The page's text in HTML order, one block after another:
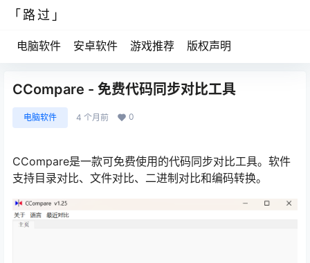
「路过」
电脑软件 安卓软件 游戏推荐 版权声明
CCompare - 免费代码同步对比工具
电脑软件 4 个月前 0
CCompare是一款可免费使用的代码同步对比工具。软件
支持目录对比、文件对比、二进制对比和编码转换。